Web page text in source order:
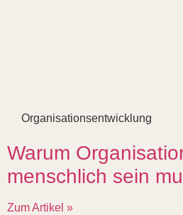
Organisationsentwicklung
Warum
menschlich sein
Zum Artikel »